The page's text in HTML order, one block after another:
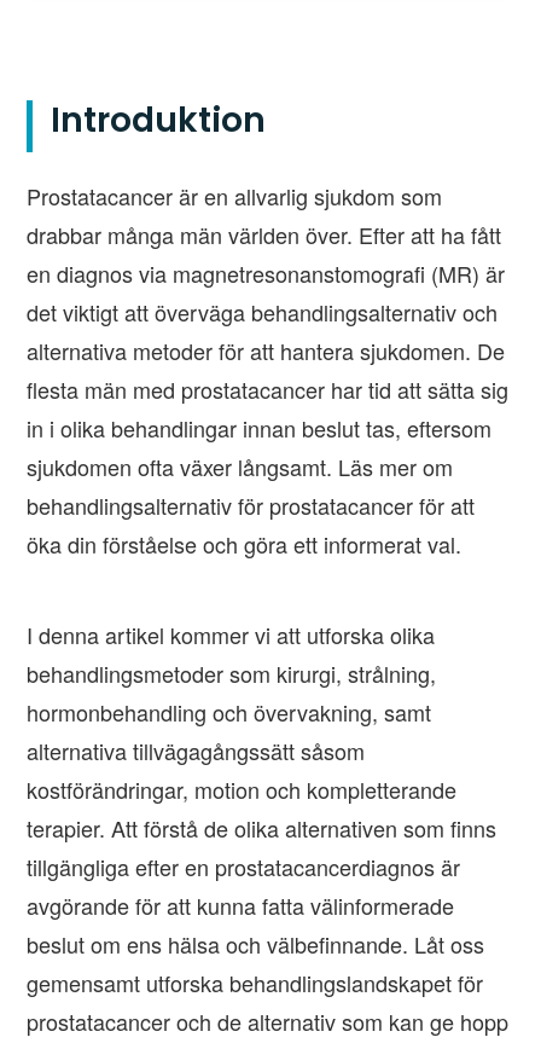
Introduktion
Prostatacancer är en allvarlig sjukdom som
drabbar många män världen över. Efter att ha fått
en diagnos via magnetresonanstomografi (MR) är
det viktigt att överväga behandlingsalternativ och
alternativa metoder för att hantera sjukdomen. De
flesta män med prostatacancer har tid att sätta sig
in i olika behandlingar innan beslut tas, eftersom
sjukdomen ofta växer långsamt. Läs mer om
behandlingsalternativ för prostatacancer för att
öka din förståelse och göra ett informerat val.
I denna artikel kommer vi att utforska olika
behandlingsmetoder som kirurgi, strålning,
hormonbehandling och övervakning, samt
alternativa tillvägagångssätt såsom
kostförändringar, motion och kompletterande
terapier. Att förstå de olika alternativen som finns
tillgängliga efter en prostatacancerdiagnos är
avgörande för att kunna fatta välinformerade
beslut om ens hälsa och välbefinnande. Låt oss
gemensamt utforska behandlingslandskapet för
prostatacancer och de alternativ som kan ge hopp